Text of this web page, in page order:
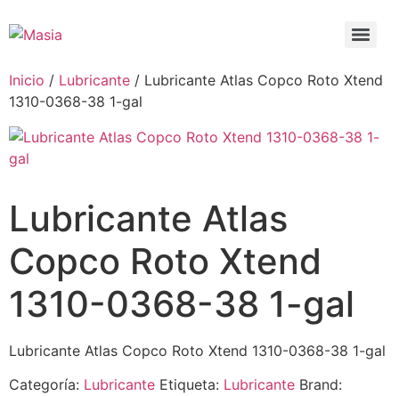
Inicio / Lubricante / Lubricante Atlas Copco Roto Xtend
1310-0368-38 1-gal
Lubricante Atlas
Copco Roto Xtend
1310-0368-38 1-gal
Lubricante Atlas Copco Roto Xtend 1310-0368-38 1-gal
Categoría: Lubricante Etiqueta: Lubricante Brand: